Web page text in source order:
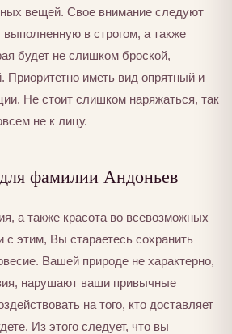
вещей. Свое внимание следуют
в строгом, а также
будет не слишком броской,
Приоритетно иметь вид опрятный и
Не стоит слишком наряжаться, так
не к лицу.
фамилии Андоньев
а также красота во всевозможных
с этим, Вы стараетесь сохранить
Вашей природе не характерно,
нарушают ваши привычные
на того, кто доставляет
Из этого следует, что вы